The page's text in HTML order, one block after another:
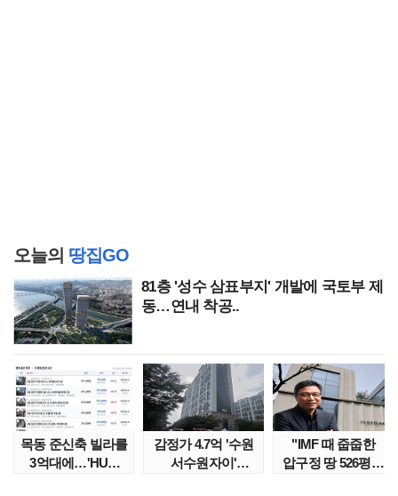
오늘의 땅집GO
81층 '성수 삼표부지' 개발에 국토부 제
동…연내 착공..
목동 준신축 빌라를
3억대에…'HUG
감정가 4.7억 '수원
서수원자이'
"IMF 때 줍줍한
압구정 땅 526평의